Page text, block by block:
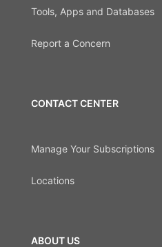
Tools, Apps and Databases
Report a Concern
CONTACT CENTER
Manage Your Subscriptions
Locations
ABOUT US